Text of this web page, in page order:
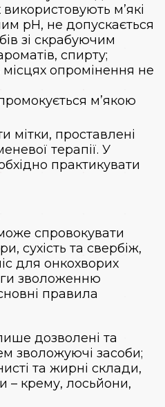
використовують м’які
рН, не допускається
зі скрабуючим
спирту;
місцях опромінення не
м’якою
мітки, проставлені
терапії. У
практикувати
спровокувати
сухість та свербіж,
для онкохворих
зволоженню
правила
дозволені та
зволожуючі засоби;
та жирні склади,
– крему, лосьйони,